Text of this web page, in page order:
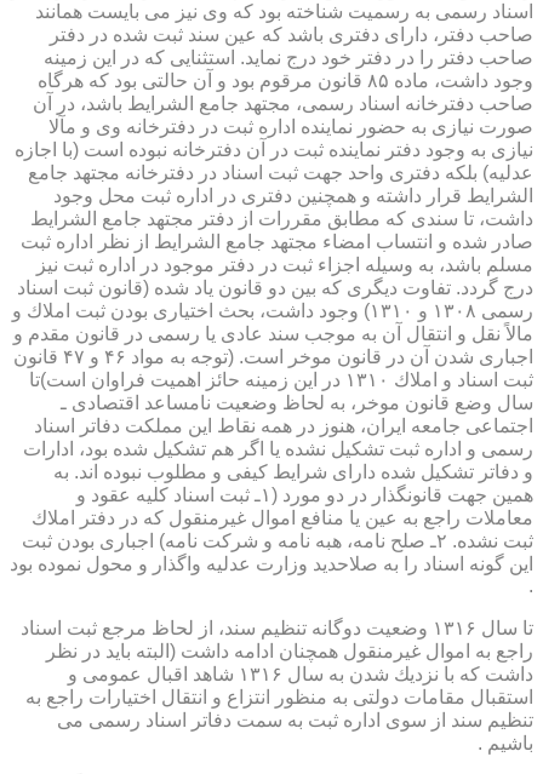
اسناد رسمی به رسمیت شناخته بود كه وی نیز می بایست همانند
صاحب دفتر، دارای دفتری باشد كه عین سند ثبت شده در دفتر
صاحب دفتر را در دفتر خود درج نماید. استثنایی كه در این زمینه
وجود داشت، ماده ۸۵ قانون مرقوم بود و آن حالتی بود كه هرگاه
صاحب دفترخانه اسناد رسمی، مجتهد جامع الشرایط باشد، در آن
صورت نیازی به حضور نماینده اداره ثبت در دفترخانه وی و مآلا
نیازی به وجود دفتر نماینده ثبت در آن دفترخانه نبوده است (با اجازه
عدلیه) بلكه دفتری واحد جهت ثبت اسناد در دفترخانه مجتهد جامع
الشرایط قرار داشته و همچنین دفتری در اداره ثبت محل وجود
داشت، تا سندی كه مطابق مقررات از دفتر مجتهد جامع الشرایط
صادر شده و انتساب امضاء مجتهد جامع الشرایط از نظر اداره ثبت
مسلم باشد، به وسیله اجزاء ثبت در دفتر موجود در اداره ثبت نیز
درج گردد. تفاوت دیگری كه بین دو قانون یاد شده (قانون ثبت اسناد
رسمی ۱۳۰۸ و ۱۳۱۰) وجود داشت، بحث اختیاری بودن ثبت املاك و
مالاً نقل و انتقال آن به موجب سند عادی یا رسمی در قانون مقدم و
اجباری شدن آن در قانون موخر است. (توجه به مواد ۴۶ و ۴۷ قانون
ثبت اسناد و املاك ۱۳۱۰ در این زمینه حائز اهمیت فراوان است)تا
سال وضع قانون موخر، به لحاظ وضعیت نامساعد اقتصادی ـ
اجتماعی جامعه ایران، هنوز در همه نقاط این مملكت دفاتر اسناد
رسمی و اداره ثبت تشكیل نشده یا اگر هم تشكیل شده بود، ادارات
و دفاتر تشكیل شده دارای شرایط كیفی و مطلوب نبوده اند. به
همین جهت قانونگذار در دو مورد (۱ـ ثبت اسناد كلیه عقود و
معاملات راجع به عین یا منافع اموال غیرمنقول كه در دفتر املاك
ثبت نشده. ۲ـ صلح نامه، هبه نامه و شركت نامه) اجباری بودن ثبت
این گونه اسناد را به صلاحدید وزارت عدلیه واگذار و محول نموده بود
.
تا سال ۱۳۱۶ وضعیت دوگانه تنظیم سند، از لحاظ مرجع ثبت اسناد
راجع به اموال غیرمنقول همچنان ادامه داشت (البته باید در نظر
داشت كه با نزدیك شدن به سال ۱۳۱۶ شاهد اقبال عمومی و
استقبال مقامات دولتی به منظور انتزاع و انتقال اختیارات راجع به
تنظیم سند از سوی اداره ثبت به سمت دفاتر اسناد رسمی می
باشیم .